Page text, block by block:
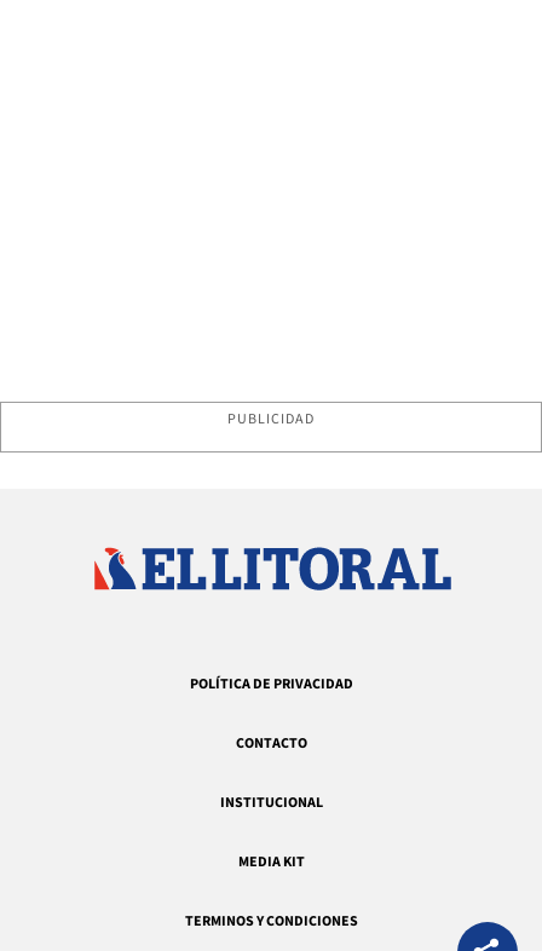
PUBLICIDAD
POLÍTICA DE PRIVACIDAD
CONTACTO
INSTITUCIONAL
MEDIA KIT
TERMINOS Y CONDICIONES